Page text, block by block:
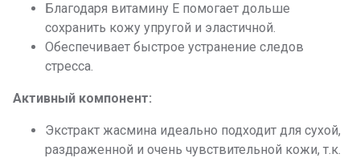
Благодаря витамину Е помогает дольше
сохранить кожу упругой и эластичной.
Обеспечивает быстрое устранение следов
стресса.
Активный компонент:
Экстракт жасмина идеально подходит для сухой,
раздраженной и очень чувствительной кожи, т.к.